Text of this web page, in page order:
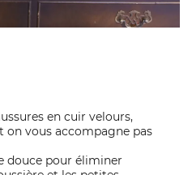
en cuir velours,
on vous accompagne pas
douce pour éliminer